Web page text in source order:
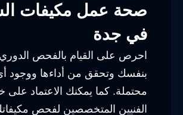
صحة عمل مكيفات
في جدة
احرص على القيام بالفحص
بنفسك وتحقق من أداءها ووجود
محتملة. كما يمكنك الاعتماد على
الفنيين المتخصصين لفحص